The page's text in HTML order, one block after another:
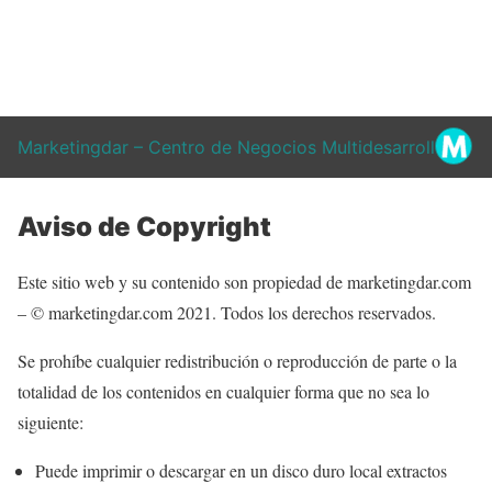
Marketingdar – Centro de Negocios Multidesarrollo
Aviso de Copyright
Este sitio web y su contenido son propiedad de marketingdar.com
– © marketingdar.com 2021. Todos los derechos reservados.
Se prohíbe cualquier redistribución o reproducción de parte o la
totalidad de los contenidos en cualquier forma que no sea lo
siguiente:
Puede imprimir o descargar en un disco duro local extractos